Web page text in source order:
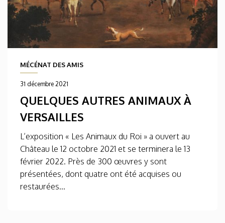
MÉCÉNAT DES AMIS
31 décembre 2021
QUELQUES AUTRES ANIMAUX À
VERSAILLES
L’exposition « Les Animaux du Roi » a ouvert au
Château le 12 octobre 2021 et se terminera le 13
février 2022. Près de 300 œuvres y sont
présentées, dont quatre ont été acquises ou
restaurées...